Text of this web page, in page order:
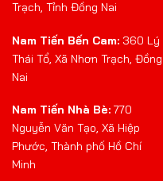
Trạch, Tỉnh Đồng Nai
Nam Tiến Bến Cam: 360 Lý
Thái Tổ, Xã Nhơn Trạch, Đồng
Nai
Nam Tiến Nhà Bè: 770
Nguyễn Văn Tạo, Xã Hiệp
Phước, Thành phố Hồ Chí
Minh